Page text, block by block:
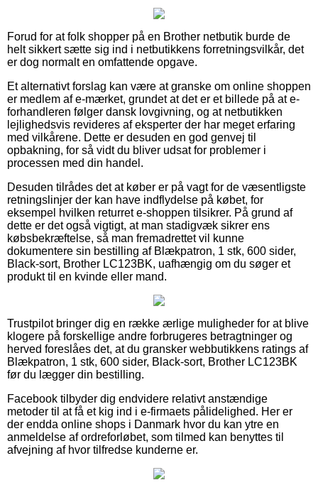
Forud for at folk shopper på en Brother netbutik burde de
helt sikkert sætte sig ind i netbutikkens forretningsvilkår, det
er dog normalt en omfattende opgave.
Et alternativt forslag kan være at granske om online shoppen
er medlem af e-mærket, grundet at det er et billede på at e-
forhandleren følger dansk lovgivning, og at netbutikken
lejlighedsvis revideres af eksperter der har meget erfaring
med vilkårene. Dette er desuden en god genvej til
opbakning, for så vidt du bliver udsat for problemer i
processen med din handel.
Desuden tilrådes det at køber er på vagt for de væsentligste
retningslinjer der kan have indflydelse på købet, for
eksempel hvilken returret e-shoppen tilsikrer. På grund af
dette er det også vigtigt, at man stadigvæk sikrer ens
købsbekræftelse, så man fremadrettet vil kunne
dokumentere sin bestilling af Blækpatron, 1 stk, 600 sider,
Black-sort, Brother LC123BK, uafhængig om du søger et
produkt til en kvinde eller mand.
Trustpilot bringer dig en række ærlige muligheder for at blive
klogere på forskellige andre forbrugeres betragtninger og
herved foreslåes det, at du gransker webbutikkens ratings af
Blækpatron, 1 stk, 600 sider, Black-sort, Brother LC123BK
før du lægger din bestilling.
Facebook tilbyder dig endvidere relativt anstændige
metoder til at få et kig ind i e-firmaets pålidelighed. Her er
der endda online shops i Danmark hvor du kan ytre en
anmeldelse af ordreforløbet, som tilmed kan benyttes til
afvejning af hvor tilfredse kunderne er.